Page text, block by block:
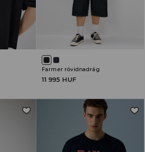
Farmer rövidnadrág
11 995 HUF